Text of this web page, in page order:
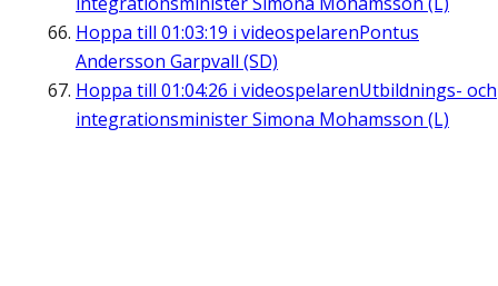
Hoppa till 01:03:19 i videospelarenPontus
Andersson Garpvall (SD)
Hoppa till 01:04:26 i videospelarenUtbildnings- och
integrationsminister Simona Mohamsson (L)